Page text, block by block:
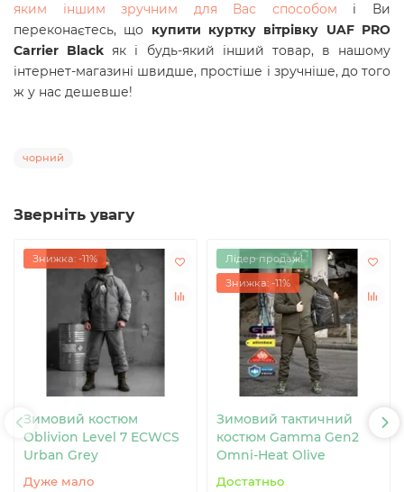
яким іншим зручним для Вас способом і Ви
переконаєтесь, що купити куртку вітрівку UAF PRO
Carrier Blackяк і будь-який інший товар, в нашому
інтернет-магазині швидше, простіше і зручніше, до того
ж у нас дешевше!
чорний
Зверніть увагу
Знижка: -11%
Зимовий костюм
Oblivion Level 7 ECWCS
Urban Grey
Дуже мало
Лідер продаж!
Знижка: -11%
Зимовий тактичний
костюм Gamma Gen2
Omni-Heat Olive
Достатньо